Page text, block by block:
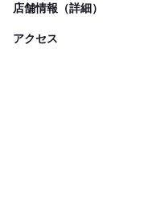
店舗情報（詳細）
アクセス